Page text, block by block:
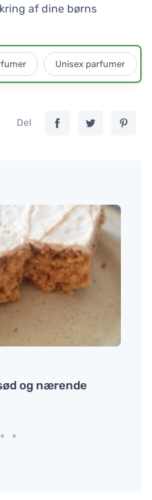
af dine børns
Unisex parfumer
Del
og nærende